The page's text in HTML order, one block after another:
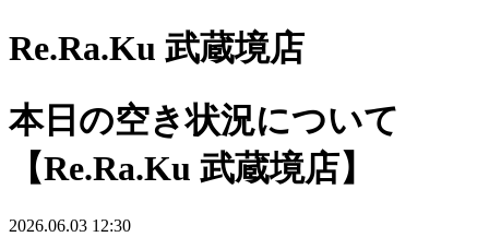
Re.Ra.Ku 武蔵境店
本日の空き状況について
【Re.Ra.Ku 武蔵境店】
2026.06.03 12:30